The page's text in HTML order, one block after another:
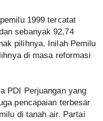
1999 tercatat
sebanyak 92,74
pilihnya. Inilah Pemilu
di masa reformasi
PDI Perjuangan yang
pencapaian terbesar
di tanah air. Partai